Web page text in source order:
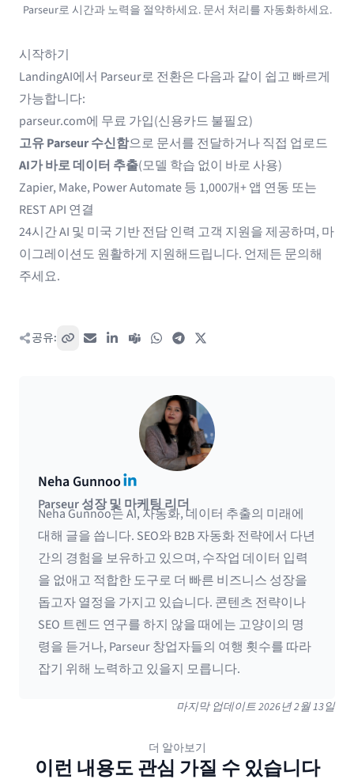
Parseur로 시간과 노력을 절약하세요. 문서 처리를 자동화하세요.
시작하기
LandingAI에서 Parseur로 전환은 다음과 같이 쉽고 빠르게
가능합니다:
parseur.com에 무료 가입(신용카드 불필요)
고유 Parseur 수신함으로 문서를 전달하거나 직접 업로드
AI가 바로 데이터 추출(모델 학습 없이 바로 사용)
Zapier, Make, Power Automate등 1,000개+ 앱 연동 또는
REST API 연결
24시간 AI 및 미국 기반 전담 인력 고객 지원을 제공하며, 마
이그레이션도 원활하게 지원해드립니다. 언제든 문의해
주세요.
공유: 링크 복사이메일LinkedIn
Teams WhatsAppTelegram
Neha GunnooLinkedIn
Parseur 성장 및 마케팅 리더
Neha Gunnoo는 AI, 자동화, 데이터 추출의 미래에
대해 글을 씁니다. SEO와 B2B 자동화 전략에서 다년
간의 경험을 보유하고 있으며, 수작업 데이터 입력
을 없애고 적합한 도구로 더 빠른 비즈니스 성장을
돕고자 열정을 가지고 있습니다. 콘텐츠 전략이나
SEO 트렌드 연구를 하지 않을 때에는 고양이의 명
령을 듣거나, Parseur 창업자들의 여행 횟수를 따라
잡기 위해 노력하고 있을지 모릅니다.
마지막 업데이트2026년 2월 13일
더 알아보기
이런 내용도 관심 가질 수 있습니다